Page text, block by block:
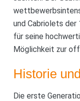
und Cabriolets der
für seine
Möglichkeit zur
Historie
Die erste